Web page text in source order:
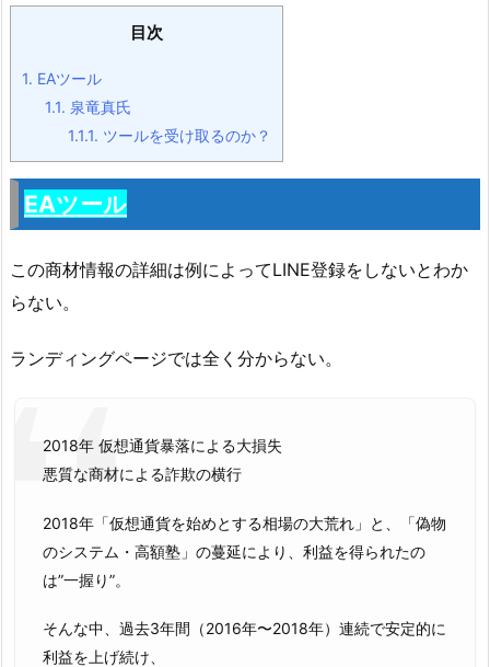
目次
1. EAツール
1.1. 泉竜真氏
1.1.1. ツールを受け取るのか？
EAツール
この商材情報の詳細は例によってLINE登録をしないとわか
らない。
ランディングページでは全く分からない。
2018年 仮想通貨暴落による大損失
悪質な商材による詐欺の横行
2018年「仮想通貨を始めとする相場の大荒れ」と、「偽物
のシステム・高額塾」の蔓延により、利益を得られたの
は”一握り”。
そんな中、過去3年間（2016年〜2018年）連続で安定的に
利益を上げ続け、